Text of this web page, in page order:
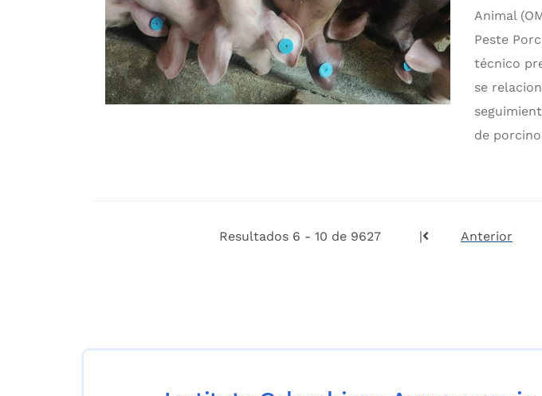
Animal
Peste
técnico
se
de
Resultados 6 - 10 de 9627 | Anterior